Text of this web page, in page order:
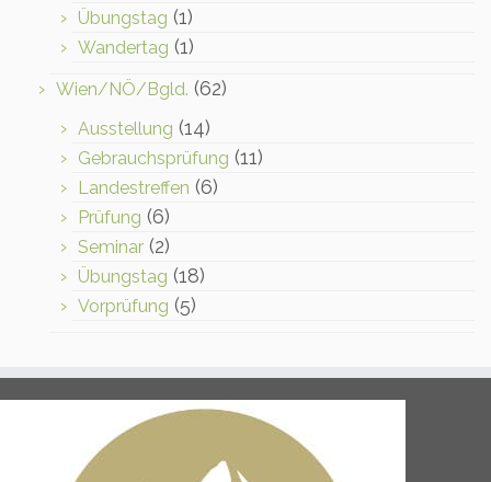
Übungstag (1)
Wandertag (1)
Wien/NÖ/Bgld. (62)
Ausstellung (14)
Gebrauchsprüfung (11)
Landestreffen (6)
Prüfung (6)
Seminar (2)
Übungstag (18)
Vorprüfung (5)